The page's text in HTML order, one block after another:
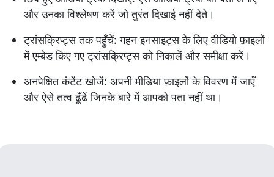
और उनका विश्लेषण करें जो तुरंत दिखाई नहीं देते।
ट्रांसक्रिप्ट्स तक पहुँचें: गहन इनसाइट्स के लिए वीडियो फ़ाइलों
में एम्बेड किए गए ट्रांसक्रिप्ट्स को निकालें और समीक्षा करें।
अनपेक्षित कंटेंट खोजें: अपनी मीडिया फ़ाइलों के विवरण में जाएँ
और ऐसे तत्व ढूँढें जिनके बारे में आपको पता नहीं था।